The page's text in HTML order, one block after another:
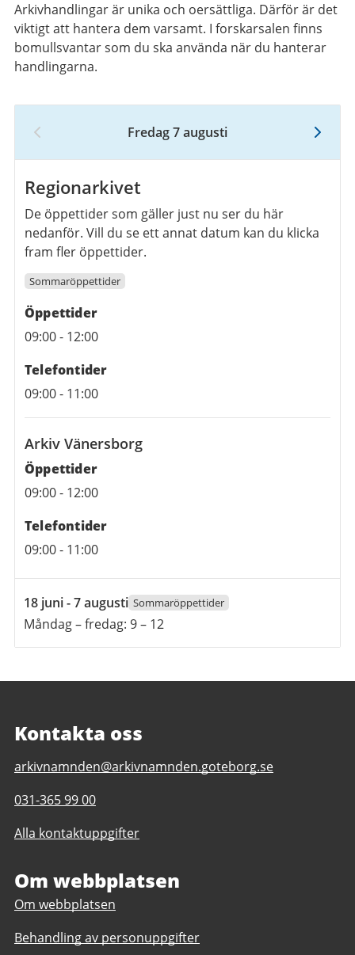
Arkivhandlingar är unika och oersättliga. Därför är det
viktigt att hantera dem varsamt. I forskarsalen finns
bomullsvantar som du ska använda när du hanterar
handlingarna.
augusti
2026
Fredag 7 augusti
Regionarkivet
De öppettider som gäller just nu ser du här
nedanför. Vill du se ett annat datum kan du klicka
fram fler öppettider.
Sommaröppettider
Öppettider
09:00- 12:00
Telefontider
09:00- 11:00
Arkiv Vänersborg
Öppettider
09:00- 12:00
Telefontider
09:00- 11:00
18
juni
7
18 juni - 7 augusti Sommaröppettider
Måndag – fredag: 9 – 12
Kontakta oss
E-
till
Regionarkivet
arkivnamnden@arkivnamnden.goteborg.se
Telefonnummer
Regionarkivet
031-365 99 00
Alla kontaktuppgifter
Om webbplatsen
Om webbplatsen
Behandling av personuppgifter